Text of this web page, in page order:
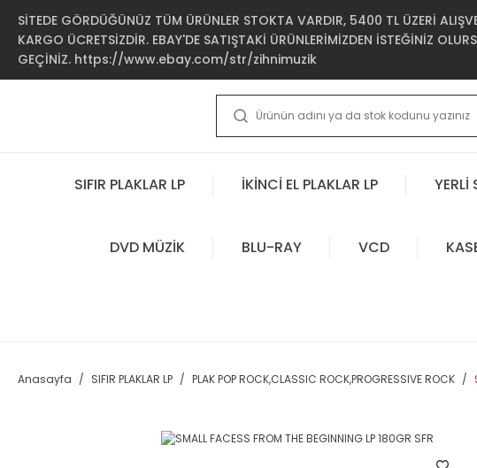
SİTEDE GÖRDÜĞÜNÜZ TÜM ÜRÜNLER STOKTA VARDIR, 5400 TL ÜZERİ
KARGO ÜCRETSİZDİR. EBAY'DE SATIŞTAKİ ÜRÜNLERİMİZDEN İSTEĞİNİZ
GEÇİNİZ. https://www.ebay.com/str/zihnimuzik
SIFIR PLAKLAR LP İKİNCİ EL PLAKLAR LP YERLİ
DVD MÜZİK BLU-RAY VCD
Anasayfa SIFIR PLAKLAR LP PLAK POP ROCK,CLASSIC ROCK,PROGRESSIVE ROCK